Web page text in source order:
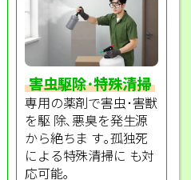
害虫駆除･特殊清掃
専用の薬剤で害虫･害獣
を駆 除､悪臭を発生源
から絶ちま す｡孤独死
による特殊清掃に も対
応可能｡